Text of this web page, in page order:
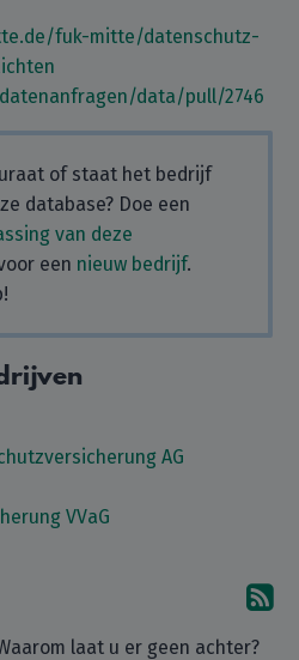
fuk-mitte/datenschutz-
data/pull/2746
of staat het bedrijf
database? Doe een
van deze
een nieuw bedrijf.
AG
VVaG
laat u er geen achter?